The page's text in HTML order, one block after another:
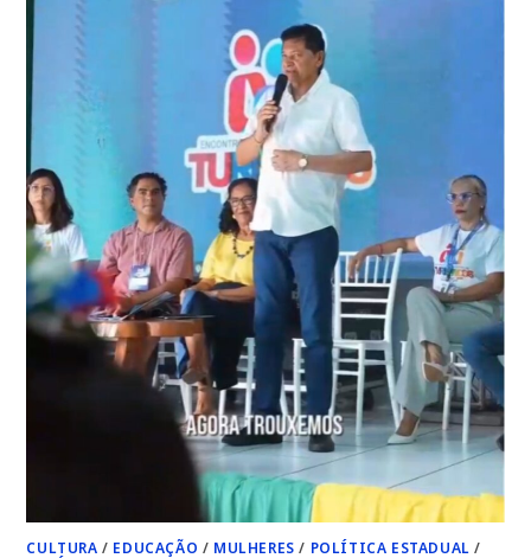
A
BATALHA
ELEITORAL:
“VAMOS
ARREGAÇAR
AS
MANGAS!”*
CULTURA / EDUCAÇÃO / MULHERES / POLÍTICA ESTADUAL /